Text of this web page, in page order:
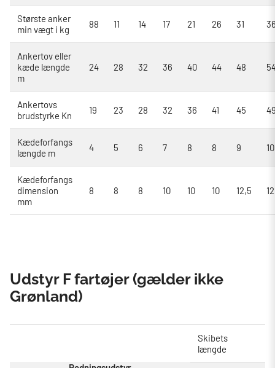
Største anker
min vægt i kg
88 11 14 17 21 26 31
Ankertov eller
kæde længde
m
24 28 32 36 40 44 48
Ankertovs
brudstyrke Kn
19 23 28 32 36 41 45
Kædeforfangs
længde m
4 5 6 7 8 8 9 10
Kædeforfangs
dimension
mm
8 8 8 10 10 10 12,5
Udstyr F fartøjer (gælder ikke
Grønland)
Skibets
længde